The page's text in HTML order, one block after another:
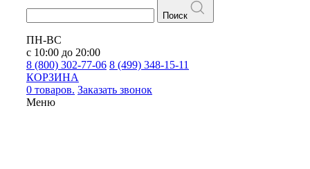
Поиск
ПН-ВС
с 10:00 до 20:00
8 (800) 302-77-06 8 (499) 348-15-11
КОРЗИНА
0 товаров. Заказать звонок
Меню